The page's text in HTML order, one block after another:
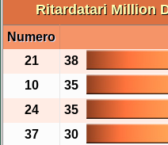
Ritardatari Million
Numero
21
38
10
35
24
35
37
30